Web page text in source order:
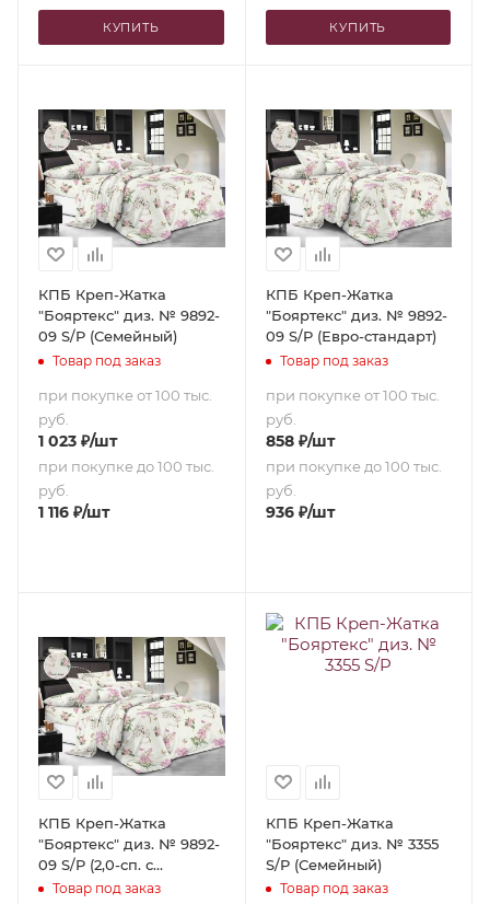
КУПИТЬ КУПИТЬ
КПБ Креп-Жатка
"Бояртекс" диз. № 9892-
09 S/P (Семейный)
Товар под заказ
при покупке от 100 тыс.
руб.
1 023 ₽/шт
при покупке до 100 тыс.
руб.
1 116 ₽/шт
КПБ Креп-Жатка
"Бояртекс" диз. № 9892-
09 S/P (Евро-стандарт)
Товар под заказ
при покупке от 100 тыс.
руб.
858₽/шт
при покупке до 100 тыс.
руб.
936₽/шт
КПБ Креп-Жатка
"Бояртекс" диз. № 9892-
09 S/P (2,0-сп. с
европростыней)
Товар под заказ
КПБ Креп-Жатка
"Бояртекс" диз. № 3355
S/P (Семейный)
Товар под заказ